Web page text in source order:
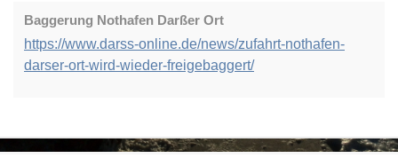
Baggerung Nothafen Darßer Ort
https://www.darss-online.de/news/zufahrt-nothafen-
darser-ort-wird-wieder-freigebaggert/